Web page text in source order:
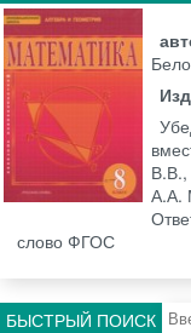
А.А.
слово ФГОС
БЫСТРЫЙ ПОИСК